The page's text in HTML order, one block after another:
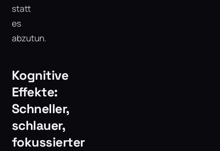
statt
es
abzutun.
Kognitive
Effekte:
Schneller,
schlauer,
fokussierter